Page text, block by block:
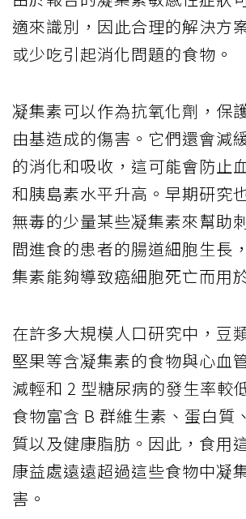
適來識別，因此合理的解決方
或少吃引起消化問題的食物。
凝集素可以作為抗氧化劑，保
由基造成的傷害。它們還會減
的消化和吸收，這可能會防止
和胰島素水平升高。早期研究
無毒的少量某些凝集素來幫助
間進食的患者的腸道細胞生長
集素能夠導致癌細胞死亡而用
在許多大規模人口研究中，豆
堅果等含凝集素的食物與心血
減輕和 2 型糖尿病的發生率較
食物富含 B 群維生素、蛋白質
質以及健康脂肪。因此，食用
康益處遠遠超過這些食物中凝
害。